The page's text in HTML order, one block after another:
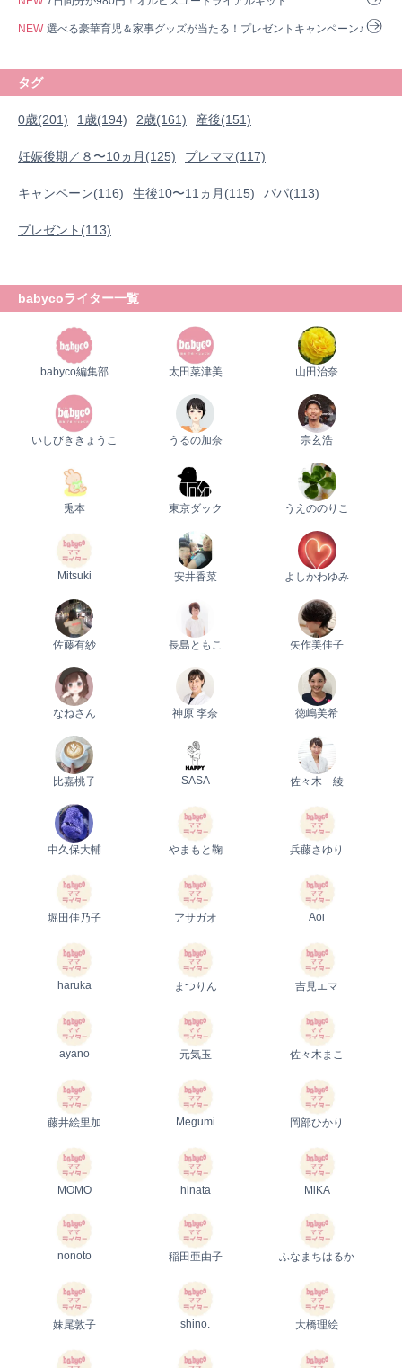
NEW 選べる豪華育児＆家事グッズが当たる！プレゼントキャンペーン♪
タグ
0歳(201) 1歳(194) 2歳(161) 産後(151)
妊娠後期／８〜10ヵ月(125) プレママ(117)
キャンペーン(116) 生後10〜11ヵ月(115) パパ(113)
プレゼント(113)
babycoライター一覧
babyco編集部 太田菜津美 山田治奈
いしびききょうこ うるの加奈 宗玄浩
兎本 東京ダック うえののりこ
Mitsuki 安井香菜 よしかわゆみ
佐藤有紗 長島ともこ 矢作美佳子
なねさん 神原 李奈 徳嶋美希
比嘉桃子 SASA 佐々木 綾
中久保大輔 やまもと鞠 兵藤さゆり
堀田佳乃子 アサガオ Aoi
haruka まつりん 吉見エマ
ayano 元気玉 佐々木まこ
藤井絵里加 Megumi 岡部ひかり
MOMO hinata MiKA
nonoto 稲田亜由子 ふなまちはるか
妹尾敦子 shino. 大橋理絵